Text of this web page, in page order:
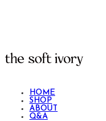
HOME
SHOP
ABOUT
Q&A